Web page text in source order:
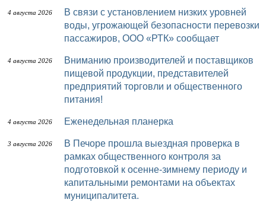
4 августа 2026
В связи с установлением низких уровней
воды, угрожающей безопасности перевозки
пассажиров, ООО «РТК» сообщает
4 августа 2026
Вниманию производителей и поставщиков
пищевой продукции, представителей
предприятий торговли и общественного
питания!
4 августа 2026 Еженедельная планерка
3 августа 2026
В Печоре прошла выездная проверка в
рамках общественного контроля за
подготовкой к осенне-зимнему периоду и
капитальными ремонтами на объектах
муниципалитета.